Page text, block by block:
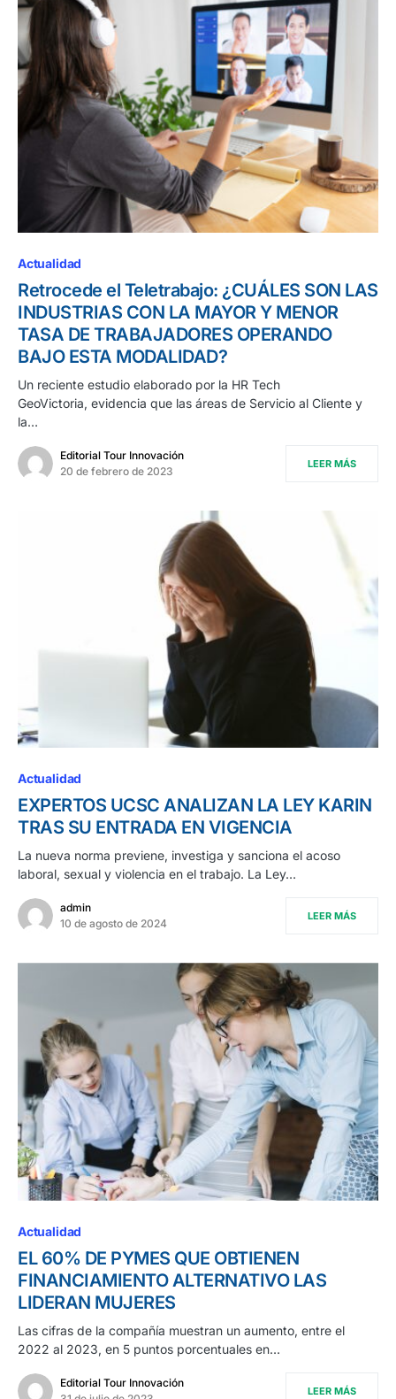
Actualidad
Retrocede el Teletrabajo: ¿CUÁLES SON LAS
INDUSTRIAS CON LA MAYOR Y MENOR
TASA DE TRABAJADORES OPERANDO
BAJO ESTA MODALIDAD?
Un reciente estudio elaborado por la HR Tech
GeoVictoria, evidencia que las áreas de Servicio al Cliente y
la…
Editorial Tour Innovación
20 de febrero de 2023
LEER MÁS
Actualidad
EXPERTOS UCSC ANALIZAN LA LEY KARIN
TRAS SU ENTRADA EN VIGENCIA
La nueva norma previene, investiga y sanciona el acoso
laboral, sexual y violencia en el trabajo. La Ley…
admin
10 de agosto de 2024
LEER MÁS
Actualidad
EL 60% DE PYMES QUE OBTIENEN
FINANCIAMIENTO ALTERNATIVO LAS
LIDERAN MUJERES
Las cifras de la compañía muestran un aumento, entre el
2022 al 2023, en 5 puntos porcentuales en…
Editorial Tour Innovación
LEER MÁS